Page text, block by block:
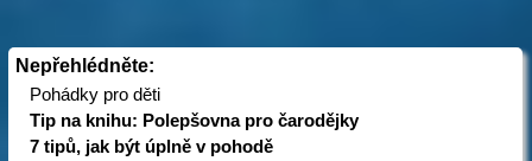
Nepřehlédněte:
Pohádky pro děti
Tip na knihu: Polepšovna pro čarodějky
7 tipů, jak být úplně v pohodě